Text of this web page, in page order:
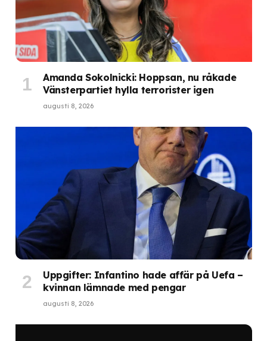
Amanda Sokolnicki: Hoppsan, nu råkade
Vänsterpartiet hylla terrorister igen
augusti 8, 2026
Uppgifter: Infantino hade affär på Uefa –
kvinnan lämnade med pengar
augusti 8, 2026